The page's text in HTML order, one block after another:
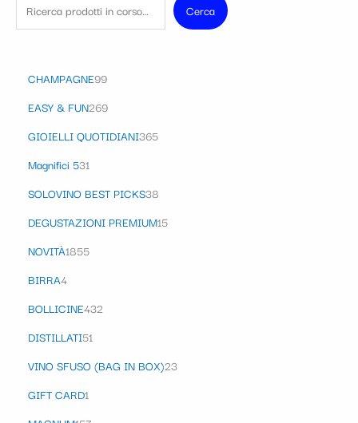
Cerca
CHAMPAGNE99
EASY & FUN269
GIOIELLI QUOTIDIANI365
Magnifici 531
SOLOVINO BEST PICKS38
DEGUSTAZIONI PREMIUM15
NOVITÀ1855
BIRRA4
BOLLICINE432
DISTILLATI51
VINO SFUSO (BAG IN BOX)23
GIFT CARD1